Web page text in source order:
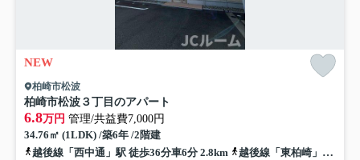
NEW
柏崎市松波
柏崎市松波３丁目のアパート
6.8万円 管理/共益費7,000円
34.76㎡ (1LDK) /築6年 /2階建
越後線「西中通」駅 徒歩36分車6分 2.8km
越後線「東柏崎」駅 徒歩34分車7分 2.7km